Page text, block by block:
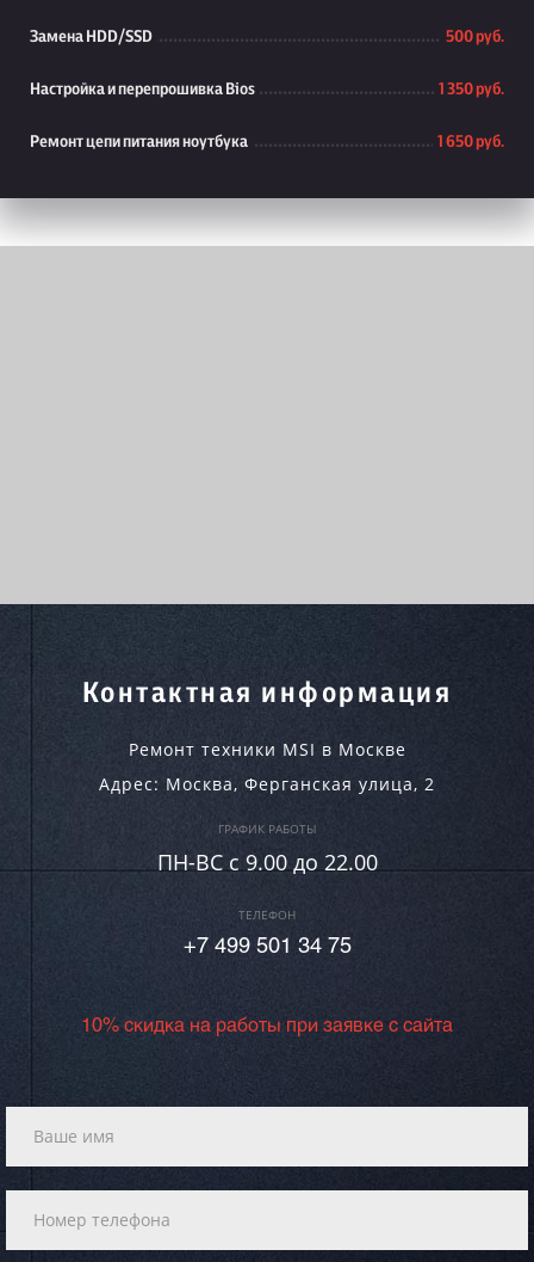
Замена HDD/SSD 500 руб.
Настройка и перепрошивка Bios 1 350 руб.
Ремонт цепи питания ноутбука 1 650 руб.
Контактная информация
Ремонт техники MSI в Москве
Адрес: Москва, Ферганская улица, 2
ГРАФИК РАБОТЫ
ПН-ВC c 9.00 до 22.00
ТЕЛЕФОН
+7 499 501 34 75
10% скидка на работы при заявке с сайта